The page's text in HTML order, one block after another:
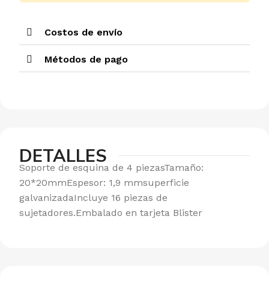
Costos de envío
Métodos de pago
DETALLES
Soporte de esquina de 4 piezasTamaño:
20*20mmEspesor: 1,9 mmsuperficie
galvanizadaIncluye 16 piezas de
sujetadores.Embalado en tarjeta Blister